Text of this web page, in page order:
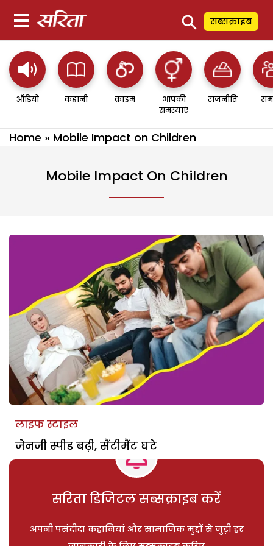
⚲ सब्सक्राइब
ऑडियो कहानी क्राइम
आपकी
समस्याएं
राजनीति
Home » Mobile Impact on Children
Mobile Impact On Children
लाइफ स्टाइल
जेनजी स्पीड बढ़ी, सैंटीमैंट घटे
सरिता डिजिटल सब्सक्राइब करें
अपनी पसंदीदा कहानियां और सामाजिक मुद्दों से जुड़ी हर